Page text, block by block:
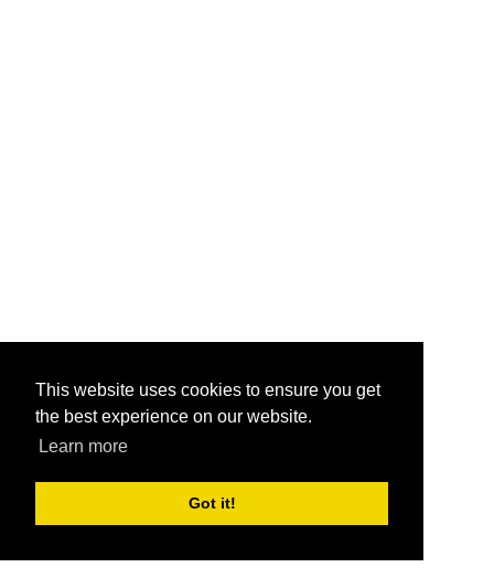
This website uses cookies to ensure you get
the best experience on our website.
Learn more
Got it!